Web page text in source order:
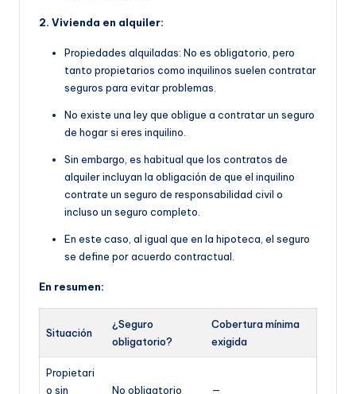
2. Vivienda en alquiler:
Propiedades alquiladas: No es obligatorio, pero
tanto propietarios como inquilinos suelen contratar
seguros para evitar problemas.
No existe una ley que obligue a contratar un seguro
de hogar si eres inquilino.
Sin embargo, es habitual que los contratos de
alquiler incluyan la obligación de que el inquilino
contrate un seguro de responsabilidad civil o
incluso un seguro completo.
En este caso, al igual que en la hipoteca, el seguro
se define por acuerdo contractual.
En resumen:
Situación
¿Seguro
obligatorio?
Cobertura mínima
exigida
Propietari
o sin
No obligatorio —